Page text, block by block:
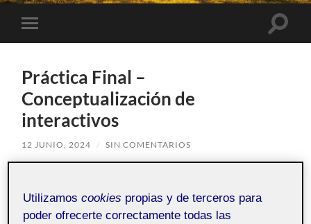
Alternar
el
Práctica Final –
Conceptualización de
interactivos
12 JUNIO, 2024 / SIN COMENTARIOS
interactivos - Aula 1
Utilizamoscookies propias y de terceros para
poder ofrecerte correctamente todas las